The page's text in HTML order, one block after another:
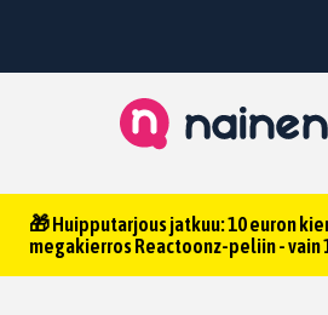
🎁 Huipputarjous jatkuu: 10 euron
megakierros Reactoonz-peliin - vain